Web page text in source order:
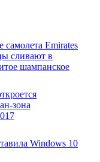
самолета Emirates
сливают в
шампанское
зона
Windows 10